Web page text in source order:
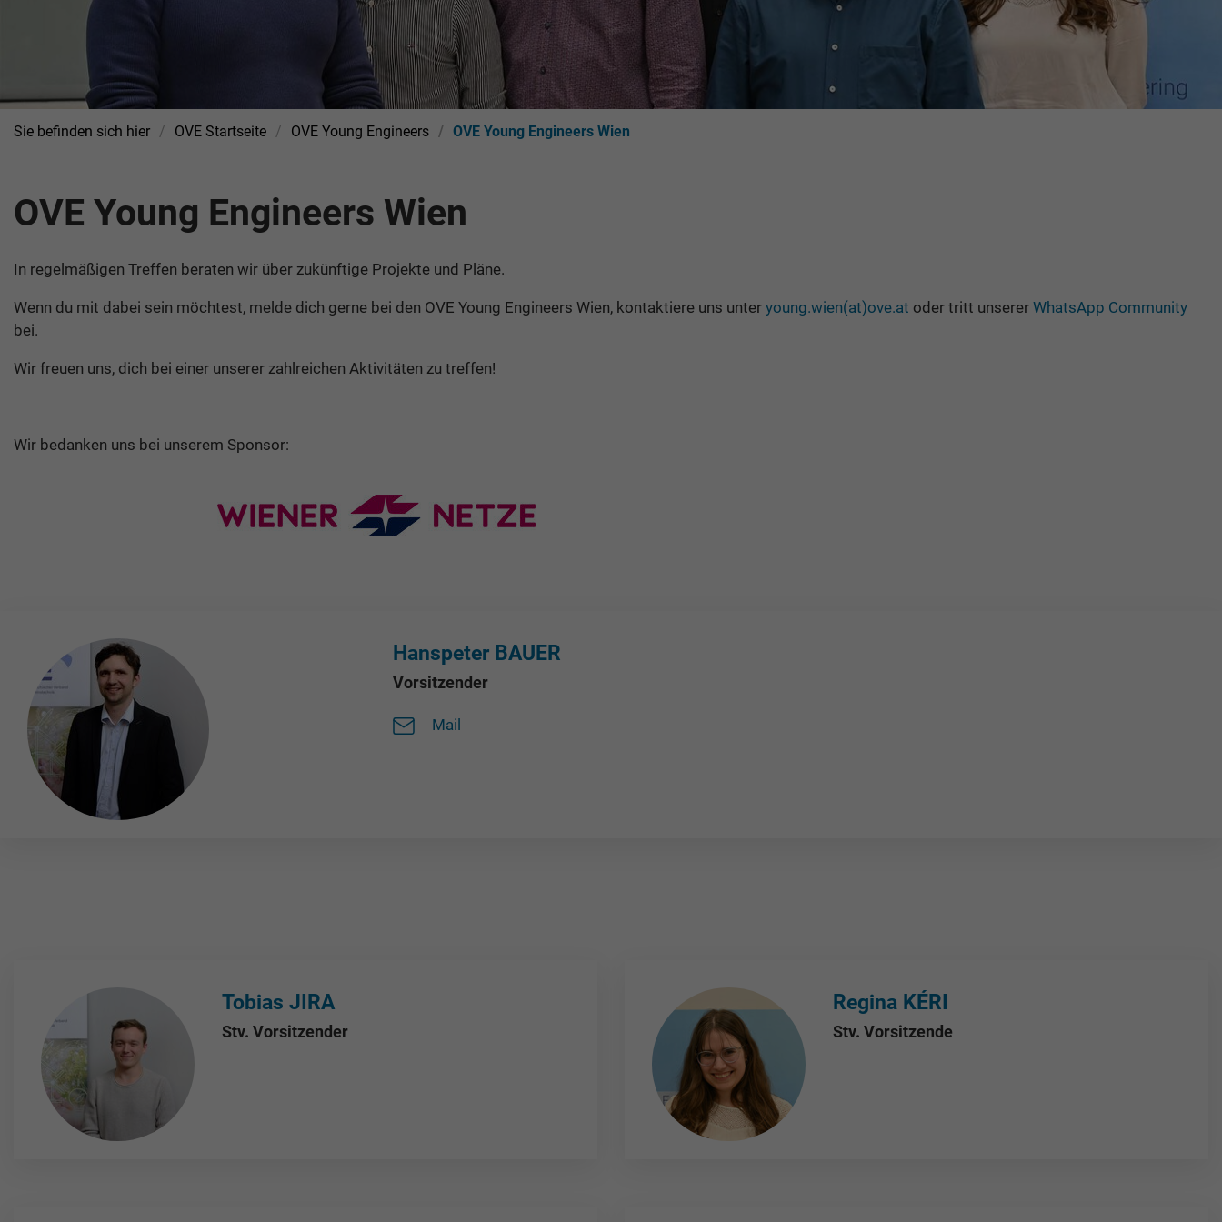
Sie befinden sich hier OVE Startseite OVE Young Engineers OVE Young Engineers Wien
OVE Young Engineers Wien
In regelmäßigen Treffen beraten wir über zukünftige Projekte und Pläne.
Wenn du mit dabei sein möchtest, melde dich gerne bei den OVE Young Engineers Wien, kontaktiere uns unter young.wien(at)ove.at oder tritt unserer WhatsApp Community
bei.
Wir freuen uns, dich bei einer unserer zahlreichen Aktivitäten zu treffen!
Wir bedanken uns bei unserem Sponsor:
Hanspeter BAUER
Vorsitzender
Mail
Tobias JIRA
Stv. Vorsitzender
Regina KÉRI
Stv. Vorsitzende